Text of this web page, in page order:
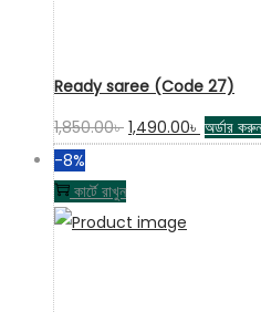
Ready saree (Code 27)
1,850.00৳ Original
1,850.00৳ .
1,490.00৳ Current
অর্ডার করুন
-8%
কার্টে রাখুন